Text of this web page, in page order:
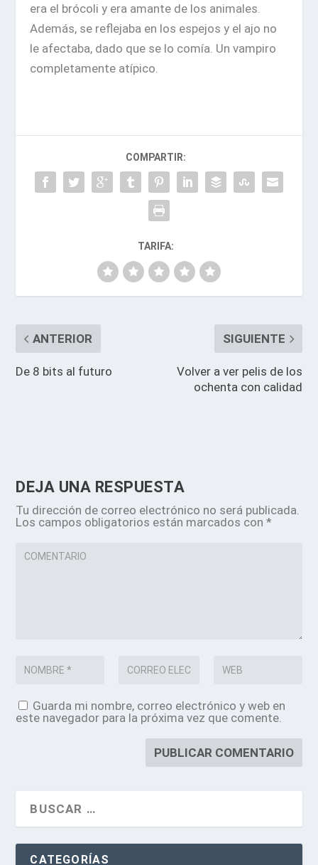
era el brócoli y era amante de los animales.
Además, se reflejaba en los espejos y el ajo no
le afectaba, dado que se lo comía. Un vampiro
completamente atípico.
COMPARTIR:
TARIFA:
ANTERIOR
De 8 bits al futuro
SIGUIENTE
Volver a ver pelis de los
ochenta con calidad
DEJA UNA RESPUESTA
Tu dirección de correo electrónico no será publicada.
Los campos obligatorios están marcados con*
Guarda mi nombre, correo electrónico y web en
este navegador para la próxima vez que comente.
CATEGORÍAS